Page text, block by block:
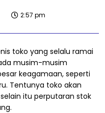
2:57 pm
toko yang selalu ramai
musim-musim
keagamaan, seperti
Tentunya toko akan
itu perputaran stok